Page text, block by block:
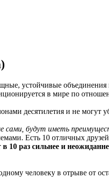
устойчивые
в мире по
десятилетия и не могут
сами, будут иметь
Есть 10 отличных
10 раз сильнее и
человеку в отрыве от